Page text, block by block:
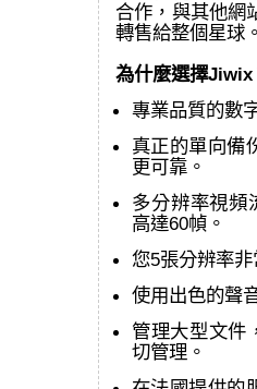
合作，與其他網
轉售給整個星球。
為什麼選擇Jiwix
專業品質的數
真正的單向備
更可靠。
多分辨率視頻
高達60幀。
您5張分辨率
使用出色的聲
管理大型文件
切管理。